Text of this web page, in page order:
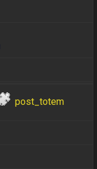
post_totem